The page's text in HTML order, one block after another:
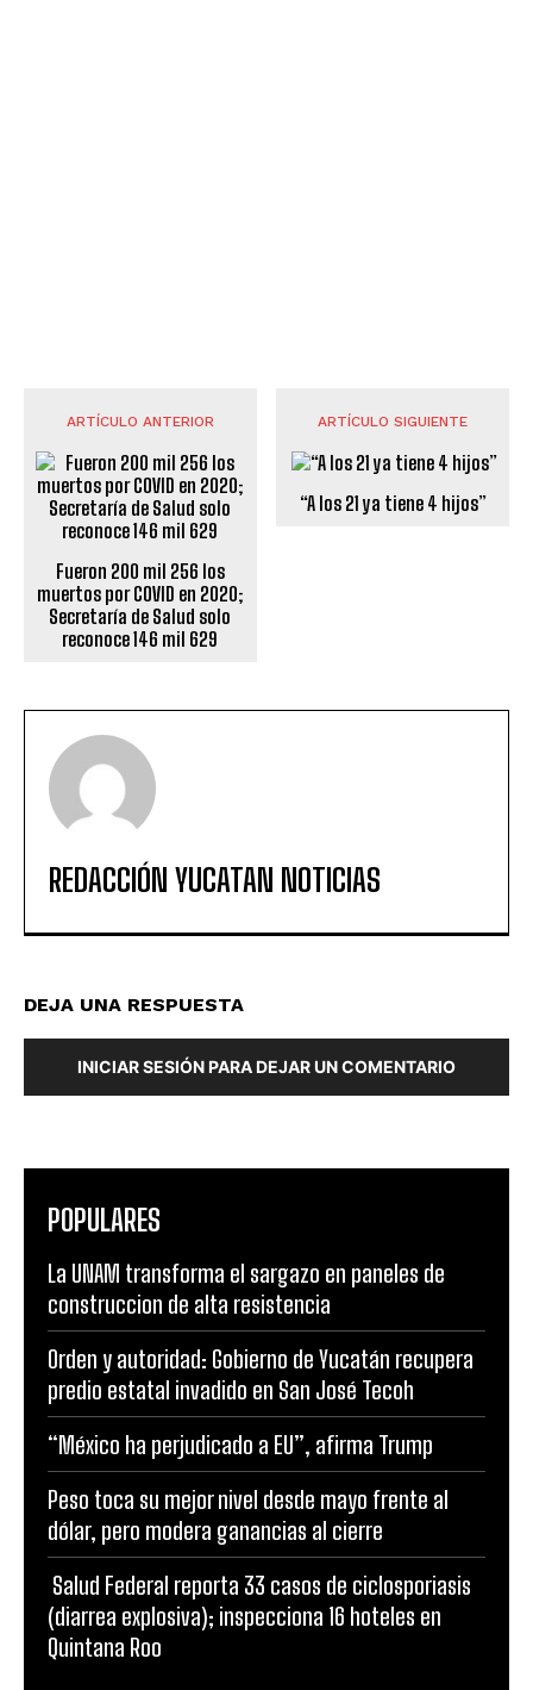
ARTÍCULO ANTERIOR
Fueron 200 mil 256 los
muertos por COVID en 2020;
Secretaría de Salud solo
reconoce 146 mil 629
ARTÍCULO SIGUIENTE
“A los 21 ya tiene 4 hijos”
REDACCIÓN YUCATAN NOTICIAS
DEJA UNA RESPUESTA
INICIAR SESIÓN PARA DEJAR UN COMENTARIO
POPULARES
La UNAM transforma el sargazo en paneles de
construccion de alta resistencia
Orden y autoridad: Gobierno de Yucatán recupera
predio estatal invadido en San José Tecoh
“México ha perjudicado a EU”, afirma Trump
Peso toca su mejor nivel desde mayo frente al
dólar, pero modera ganancias al cierre
Salud Federal reporta 33 casos de ciclosporiasis
(diarrea explosiva); inspecciona 16 hoteles en
Quintana Roo